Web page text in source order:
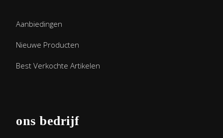
Aanbiedingen
Nieuwe Producten
Best Verkochte Artikelen
ons bedrijf